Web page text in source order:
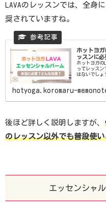
LAVAのレッスンでは、全身
奨されていますね。
ホットヨ
ッスンに
ホットヨガの
ってレッス
はないでしょ
hotyoga.koromaru-
後ほど詳しく説明しますが、
のレッスン以外でも普段使
エッセンシャ